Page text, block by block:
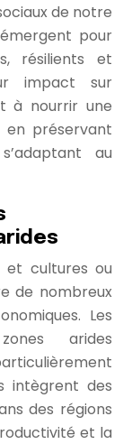
de notre
pour
résilients et
impact sur
à nourrir une
en préservant
au
et cultures ou
de nombreux
Les
arides
intègrent des
des régions
et la